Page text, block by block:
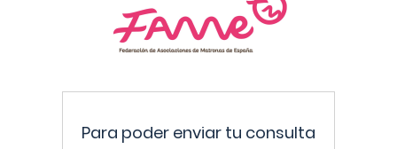
Para poder enviar tu consulta